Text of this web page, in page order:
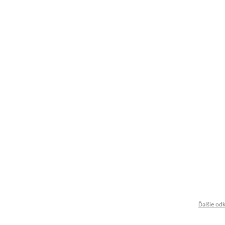
Ďalšie